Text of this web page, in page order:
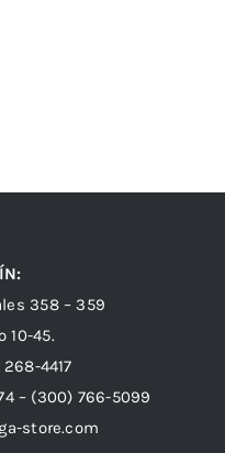
358 – 359
10-45.
4417
– (300) 766-5099
store.com